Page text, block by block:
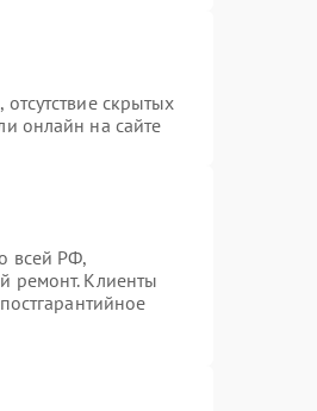
скрытых
онлайн на сайте
всей РФ,
ремонт. Клиенты